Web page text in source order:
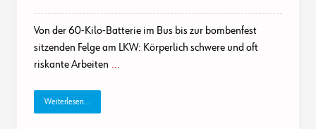
Von der 60-Kilo-Batterie im Bus bis zur bombenfest
sitzenden Felge am LKW: Körperlich schwere und oft
riskante Arbeiten ...
Weiterlesen...